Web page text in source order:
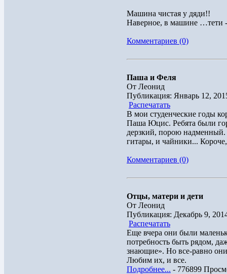
Машина чистая у дяди!!
Наверное, в машине …тети
Комментариев (0)
Паша и Феля
От Леонид
Публикация: Январь 12,
Распечатать
В мои студенческие годы
Паша Юцис. Ребята были
дерзкий, порою
гитары, и чайники...
Комментариев (0)
Отцы, матери и дети
От Леонид
Публикация: Декабрь 9,
Распечатать
Еще вчера они были
потребность быть рядом,
знающие». Но все-равно
Любим их, и все.
Подробнее... - 776899